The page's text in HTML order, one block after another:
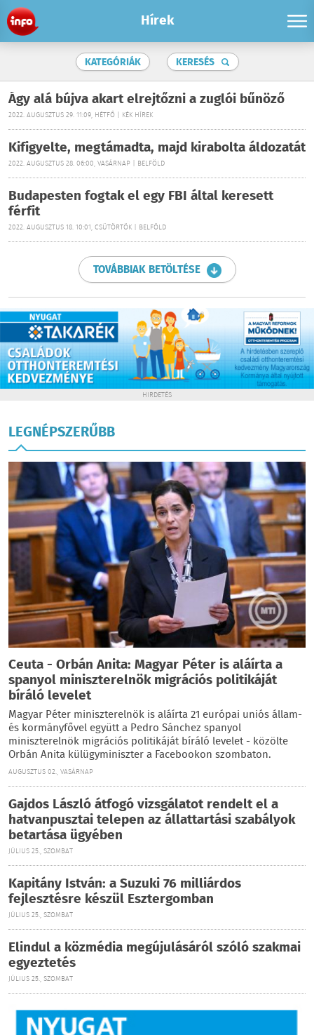
Hírek
KATEGÓRIÁK KERESÉS
Ágy alá bújva akart elrejtőzni a zuglói bűnöző
2022. AUGUSZTUS 29. 11:09, HÉTFŐ | KÉK HÍREK
Kifigyelte, megtámadta, majd kirabolta áldozatát
2022. AUGUSZTUS 28. 06:00, VASÁRNAP | BELFÖLD
Budapesten fogtak el egy FBI által keresett
férfit
2022. AUGUSZTUS 18. 10:01, CSÜTÖRTÖK | BELFÖLD
TOVÁBBIAK BETÖLTÉSE
HIRDETÉS
LEGNÉPSZERŰBB
Ceuta - Orbán Anita: Magyar Péter is aláírta a
spanyol miniszterelnök migrációs politikáját
bíráló levelet
Magyar Péter miniszterelnök is aláírta 21 európai uniós állam-
és kormányfővel együtt a Pedro Sánchez spanyol
miniszterelnök migrációs politikáját bíráló levelet - közölte
Orbán Anita külügyminiszter a Facebookon szombaton.
AUGUSZTUS 02., VASÁRNAP
Gajdos László átfogó vizsgálatot rendelt el a
hatvanpusztai telepen az állattartási szabályok
betartása ügyében
JÚLIUS 25., SZOMBAT
Kapitány István: a Suzuki 76 milliárdos
fejlesztésre készül Esztergomban
JÚLIUS 25., SZOMBAT
Elindul a közmédia megújulásáról szóló szakmai
egyeztetés
JÚLIUS 25., SZOMBAT